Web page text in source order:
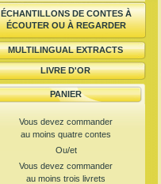
ÉCHANTILLONS DE CONTES À
ÉCOUTER OU À REGARDER
MULTILINGUAL EXTRACTS
LIVRE D'OR
PANIER
Vous devez commander
au moins quatre contes
Ou/et
Vous devez commander
au moins trois livrets